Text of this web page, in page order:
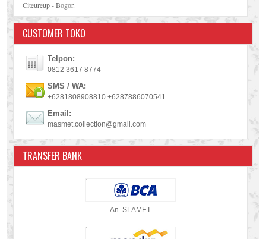
Citeureup - Bogor.
CUSTOMER TOKO
Telpon:
0812 3617 8774
SMS / WA:
+6281808908810 +6287886070541
Email:
masmet.collection@gmail.com
TRANSFER BANK
An. SLAMET